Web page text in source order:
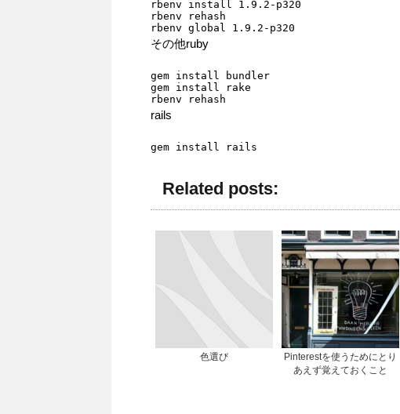
rbenv install 1.9.2-p320
rbenv rehash
rbenv global 1.9.2-p320
その他ruby
gem install bundler
gem install rake
rbenv rehash
rails
gem install rails
Related posts:
色選び
Pinterestを使うためにとり
あえず覚えておくこと